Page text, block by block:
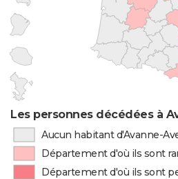
Les personnes décédées à
Aucun habitant d'Avanne-
Département d'où ils sont
Département d'où ils sont